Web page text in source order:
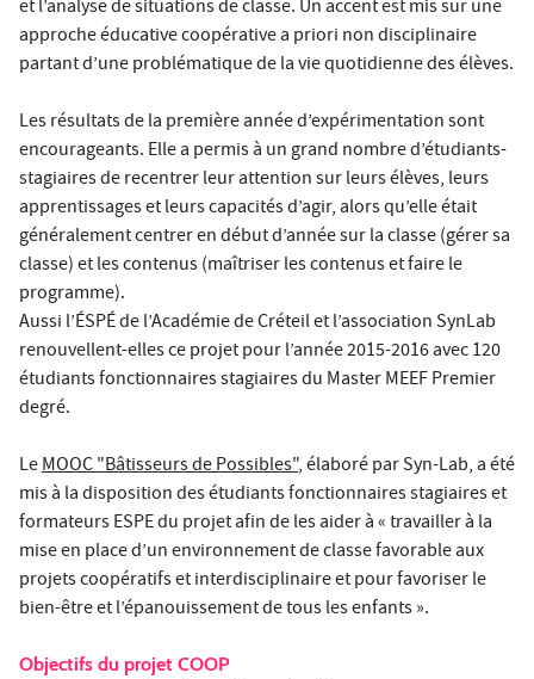
et l’analyse de situations de classe. Un accent est mis sur une
approche éducative coopérative a priori non disciplinaire
partant d’une problématique de la vie quotidienne des élèves.
Les résultats de la première année d’expérimentation sont
encourageants. Elle a permis à un grand nombre d’étudiants-
stagiaires de recentrer leur attention sur leurs élèves, leurs
apprentissages et leurs capacités d’agir, alors qu’elle était
généralement centrer en début d’année sur la classe (gérer sa
classe) et les contenus (maîtriser les contenus et faire le
programme).
Aussi l’ÉSPÉ de l’Académie de Créteil et l’association SynLab
renouvellent-elles ce projet pour l’année 2015-2016 avec 120
étudiants fonctionnaires stagiaires du Master MEEF Premier
degré.
LeMOOC "Bâtisseurs de Possibles", élaboré par Syn-Lab, a été
mis à la disposition des étudiants fonctionnaires stagiaires et
formateurs ESPE du projet afin de les aider à « travailler à la
mise en place d’un environnement de classe favorable aux
projets coopératifs et interdisciplinaire et pour favoriser le
bien-être et l’épanouissement de tous les enfants ».
Objectifs du projet COOP